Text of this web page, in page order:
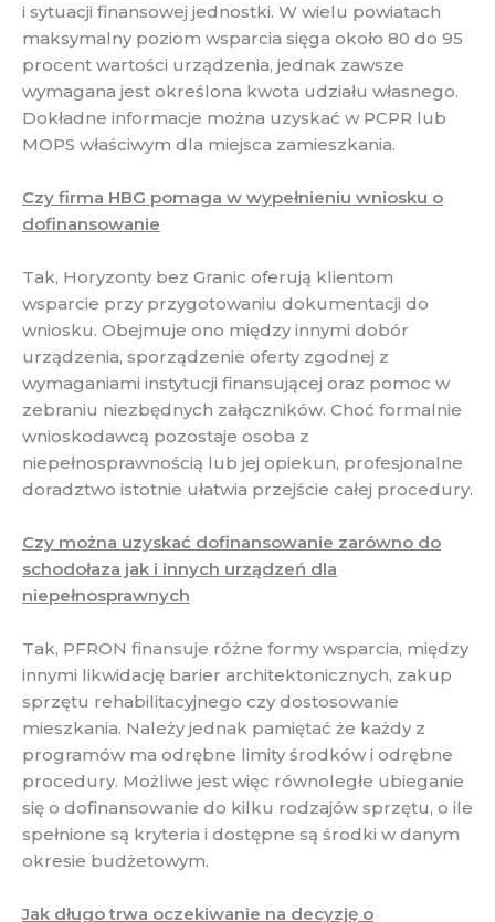
i sytuacji finansowej jednostki. W wielu powiatach
maksymalny poziom wsparcia sięga około 80 do 95
procent wartości urządzenia, jednak zawsze
wymagana jest określona kwota udziału własnego.
Dokładne informacje można uzyskać w PCPR lub
MOPS właściwym dla miejsca zamieszkania.
Czy firma HBG pomaga w wypełnieniu wniosku o
dofinansowanie
Tak, Horyzonty bez Granic oferują klientom
wsparcie przy przygotowaniu dokumentacji do
wniosku. Obejmuje ono między innymi dobór
urządzenia, sporządzenie oferty zgodnej z
wymaganiami instytucji finansującej oraz pomoc w
zebraniu niezbędnych załączników. Choć formalnie
wnioskodawcą pozostaje osoba z
niepełnosprawnością lub jej opiekun, profesjonalne
doradztwo istotnie ułatwia przejście całej procedury.
Czy można uzyskać dofinansowanie zarówno do
schodołaza jak i innych urządzeń dla
niepełnosprawnych
Tak, PFRON finansuje różne formy wsparcia, między
innymi likwidację barier architektonicznych, zakup
sprzętu rehabilitacyjnego czy dostosowanie
mieszkania. Należy jednak pamiętać że każdy z
programów ma odrębne limity środków i odrębne
procedury. Możliwe jest więc równoległe ubieganie
się o dofinansowanie do kilku rodzajów sprzętu, o ile
spełnione są kryteria i dostępne są środki w danym
okresie budżetowym.
Jak długo trwa oczekiwanie na decyzję o